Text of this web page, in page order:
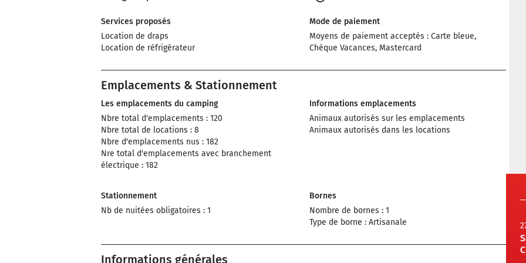
Services proposés
Location de draps
Location de réfrigérateur
Mode de paiement
Moyens de paiement acceptés : Carte bleue,
Chèque Vacances, Mastercard
Emplacements & Stationnement
Les emplacements du camping
Nbre total d'emplacements : 120
Nbre total de locations : 8
Nbre d'emplacements nus : 182
Nre total d'emplacements avec branchement
électrique : 182
Informations emplacements
Animaux autorisés sur les emplacements
Animaux autorisés dans les locations
Stationnement
Nb de nuitées obligatoires : 1
Bornes
Nombre de bornes : 1
Type de borne : Artisanale
Informations générales